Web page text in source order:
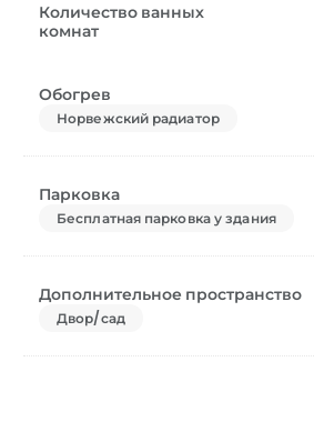
Количество ванных
комнат
Обогрев
Норвежский радиатор
Парковка
Бесплатная парковка у здания
Дополнительное пространство
Двор/сад